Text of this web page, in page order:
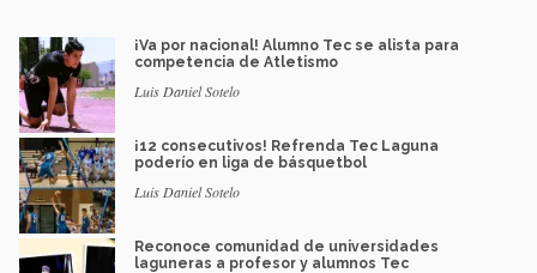
¡Va por nacional! Alumno Tec se alista para
competencia de Atletismo
Luis Daniel Sotelo
¡12 consecutivos! Refrenda Tec Laguna
poderío en liga de básquetbol
Luis Daniel Sotelo
Reconoce comunidad de universidades
laguneras a profesor y alumnos Tec